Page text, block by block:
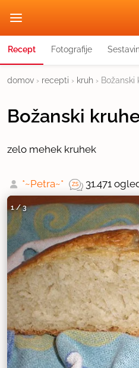
Recept Fotografije
domov › recepti › kruh › Božanski
Božanski
zelo mehek kruhek
*~Petra~* 31.471
1/3